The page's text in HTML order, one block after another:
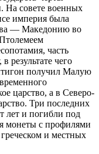
На совете военных
империя была
— Македонию во
часть
результате чего
получил Малую
царство, а в Северо-
Три последних
лет и погибли под
монеты с профилями
и местных